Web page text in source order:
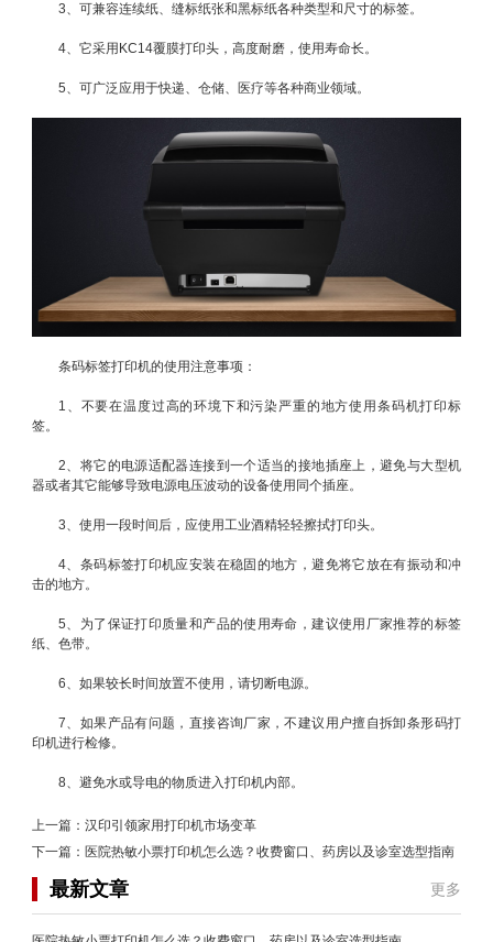
3、可兼容连续纸、缝标纸张和黑标纸各种类型和尺寸的标签。
4、它采用KC14覆膜打印头，高度耐磨，使用寿命长。
5、可广泛应用于快递、仓储、医疗等各种商业领域。
条码标签打印机的使用注意事项：
1、不要在温度过高的环境下和污染严重的地方使用条码机打印标
签。
2、将它的电源适配器连接到一个适当的接地插座上，避免与大型机
器或者其它能够导致电源电压波动的设备使用同个插座。
3、使用一段时间后，应使用工业酒精轻轻擦拭打印头。
4、条码标签打印机应安装在稳固的地方，避免将它放在有振动和冲
击的地方。
5、为了保证打印质量和产品的使用寿命，建议使用厂家推荐的标签
纸、色带。
6、如果较长时间放置不使用，请切断电源。
7、如果产品有问题，直接咨询厂家，不建议用户擅自拆卸条形码打
印机进行检修。
8、避免水或导电的物质进入打印机内部。
上一篇： 汉印引领家用打印机市场变革
下一篇： 医院热敏小票打印机怎么选？收费窗口、药房以及诊室选型指南
最新文章 更多